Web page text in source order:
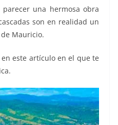
una hermosa obra
son en realidad un
Mauricio.
este artículo en el que te